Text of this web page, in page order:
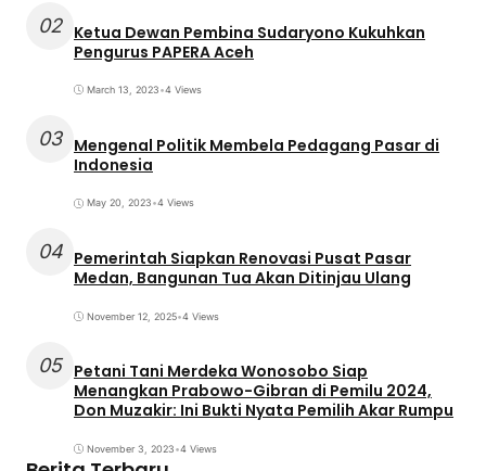
02 Ketua Dewan Pembina Sudaryono Kukuhkan
Pengurus PAPERA Aceh
March 13, 2023•4 Views
03 Mengenal Politik Membela Pedagang Pasar di
Indonesia
May 20, 2023•4 Views
04 Pemerintah Siapkan Renovasi Pusat Pasar
Medan, Bangunan Tua Akan Ditinjau Ulang
November 12, 2025•4 Views
05 Petani Tani Merdeka Wonosobo Siap
Menangkan Prabowo-Gibran di Pemilu 2024,
Don Muzakir: Ini Bukti Nyata Pemilih Akar Rumpu
November 3, 2023•4 Views